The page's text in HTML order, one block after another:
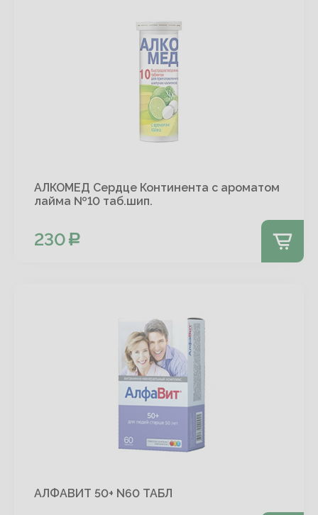
АЛКОМЕД Сердце Континента с ароматом
лайма №10 таб.шип.
230
АЛФАВИТ 50+ N60 ТАБЛ